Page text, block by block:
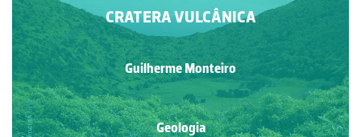
CRATERA VULCÂNICA
Guilherme Monteiro
Geologia